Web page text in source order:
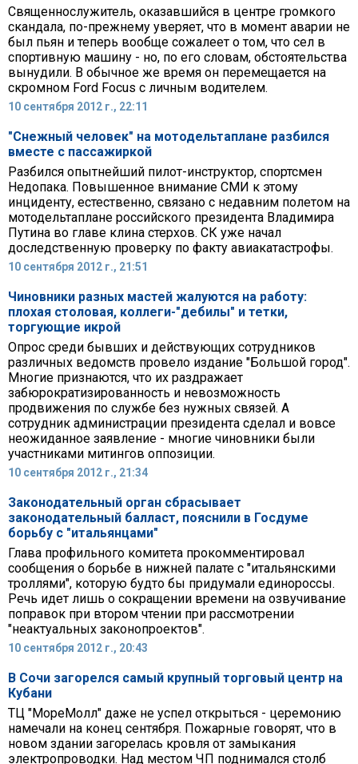
Священнослужитель, оказавшийся в центре громкого
скандала, по-прежнему уверяет, что в момент аварии не
был пьян и теперь вообще сожалеет о том, что сел в
спортивную машину - но, по его словам, обстоятельства
вынудили. В обычное же время он перемещается на
скромном Ford Focus c личным водителем.
10 сентября 2012 г., 22:11
"Снежный человек" на мотодельтаплане разбился
вместе с пассажиркой
Разбился опытнейший пилот-инструктор, спортсмен
Недопака. Повышенное внимание СМИ к этому
инциденту, естественно, связано с недавним полетом на
мотодельтаплане российского президента Владимира
Путина во главе клина стерхов. СК уже начал
доследственную проверку по факту авиакатастрофы.
10 сентября 2012 г., 21:51
Чиновники разных мастей жалуются на работу:
плохая столовая, коллеги-"дебилы" и тетки,
торгующие икрой
Опрос среди бывших и действующих сотрудников
различных ведомств провело издание "Большой город".
Многие признаются, что их раздражает
забюрократизированность и невозможность
продвижения по службе без нужных связей. А
сотрудник администрации президента сделал и вовсе
неожиданное заявление - многие чиновники были
участниками митингов оппозиции.
10 сентября 2012 г., 21:34
Законодательный орган сбрасывает
законодательный балласт, пояснили в Госдуме
борьбу с "итальянцами"
Глава профильного комитета прокомментировал
сообщения о борьбе в нижней палате с "итальянскими
троллями", которую будто бы придумали единороссы.
Речь идет лишь о сокращении времени на озвучивание
поправок при втором чтении при рассмотрении
"неактуальных законопроектов".
10 сентября 2012 г., 20:43
В Сочи загорелся самый крупный торговый центр на
Кубани
ТЦ "МореМолл" даже не успел открыться - церемонию
намечали на конец сентября. Пожарные говорят, что в
новом здании загорелась кровля от замыкания
электропроводки. Над местом ЧП поднимался столб